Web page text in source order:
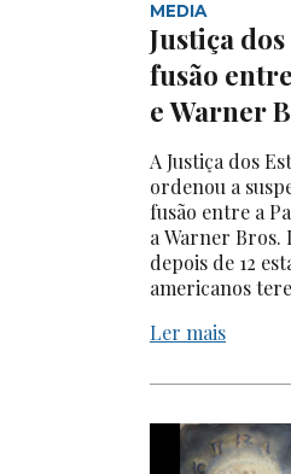
MEDIA
Justiça
fusão
e Warner
A Justiça dos
ordenou a
fusão entre a
a Warner Bros.
depois de 12
americanos
Ler mais